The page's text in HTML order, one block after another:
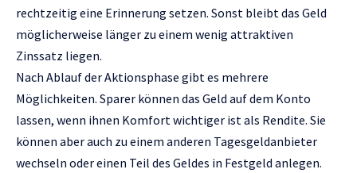
rechtzeitig eine Erinnerung setzen. Sonst bleibt das Geld
möglicherweise länger zu einem wenig attraktiven
Zinssatz liegen.
Nach Ablauf der Aktionsphase gibt es mehrere
Möglichkeiten. Sparer können das Geld auf dem Konto
lassen, wenn ihnen Komfort wichtiger ist als Rendite. Sie
können aber auch zu einem anderen Tagesgeldanbieter
wechseln oder einen Teil des Geldes in Festgeld anlegen.